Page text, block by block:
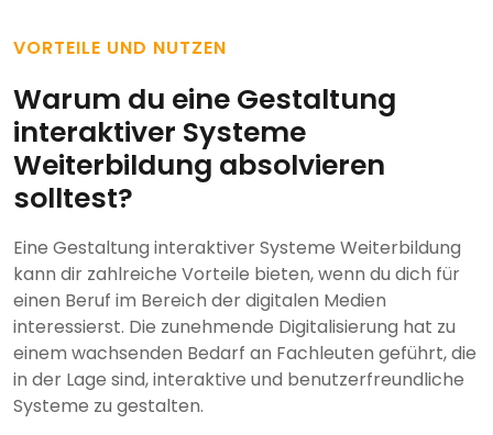
VORTEILE UND NUTZEN
Warum du eine Gestaltung
interaktiver Systeme
Weiterbildung absolvieren
solltest?
Eine Gestaltung interaktiver Systeme Weiterbildung
kann dir zahlreiche Vorteile bieten, wenn du dich für
einen Beruf im Bereich der digitalen Medien
interessierst. Die zunehmende Digitalisierung hat zu
einem wachsenden Bedarf an Fachleuten geführt, die
in der Lage sind, interaktive und benutzerfreundliche
Systeme zu gestalten.